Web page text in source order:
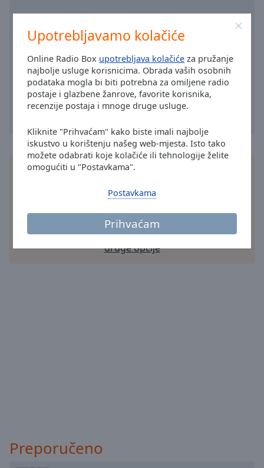
Upotrebljavamo kolačiće
Online Radio Box upotrebljava kolačiće za pružanje
najbolje usluge korisnicima. Obrada vaših osobnih
podataka mogla bi biti potrebna za omiljene radio
postaje i glazbene žanrove, favorite korisnika,
recenzije postaja i mnoge druge usluge.
Kliknite "Prihvaćam" kako biste imali najbolje
iskustvo u korištenju našeg web-mjesta. Isto tako
možete odabrati koje kolačiće ili tehnologije želite
omogućiti u "Postavkama".
Prihvaćam
Postavkama
Opacity
Instalirajte besplatnuaplikacija
stanice na internetu - gdje god se nalazili!
druge opcije
Preporučeno